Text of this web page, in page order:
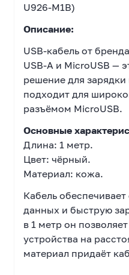
U926-M1B)
Описание:
USB-кабель от
USB-A и MicroUSB —
решение для
подходит для
разъёмом MicroUSB.
Основные
Длина: 1 метр.
Цвет: чёрный.
Материал: кожа.
Кабель
данных и быструю
в 1 метр он
устройства на
материал придаёт